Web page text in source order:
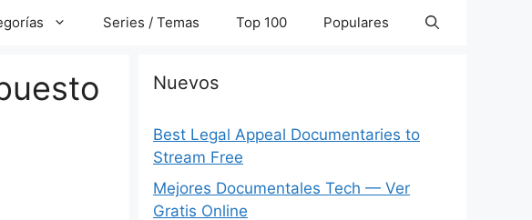
Series / Temas Top 100 Populares
Nuevos
Best Legal Appeal Documentaries to
Stream Free
Mejores Documentales Tech — Ver
Gratis Online